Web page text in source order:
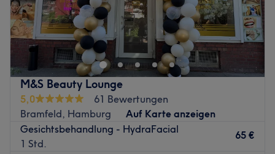
M&S Beauty Lounge
5,0
61 Bewertungen
Bramfeld, Hamburg
Auf Karte anzeigen
Gesichtsbehandlung - HydraFacial
1 Std.
65 €